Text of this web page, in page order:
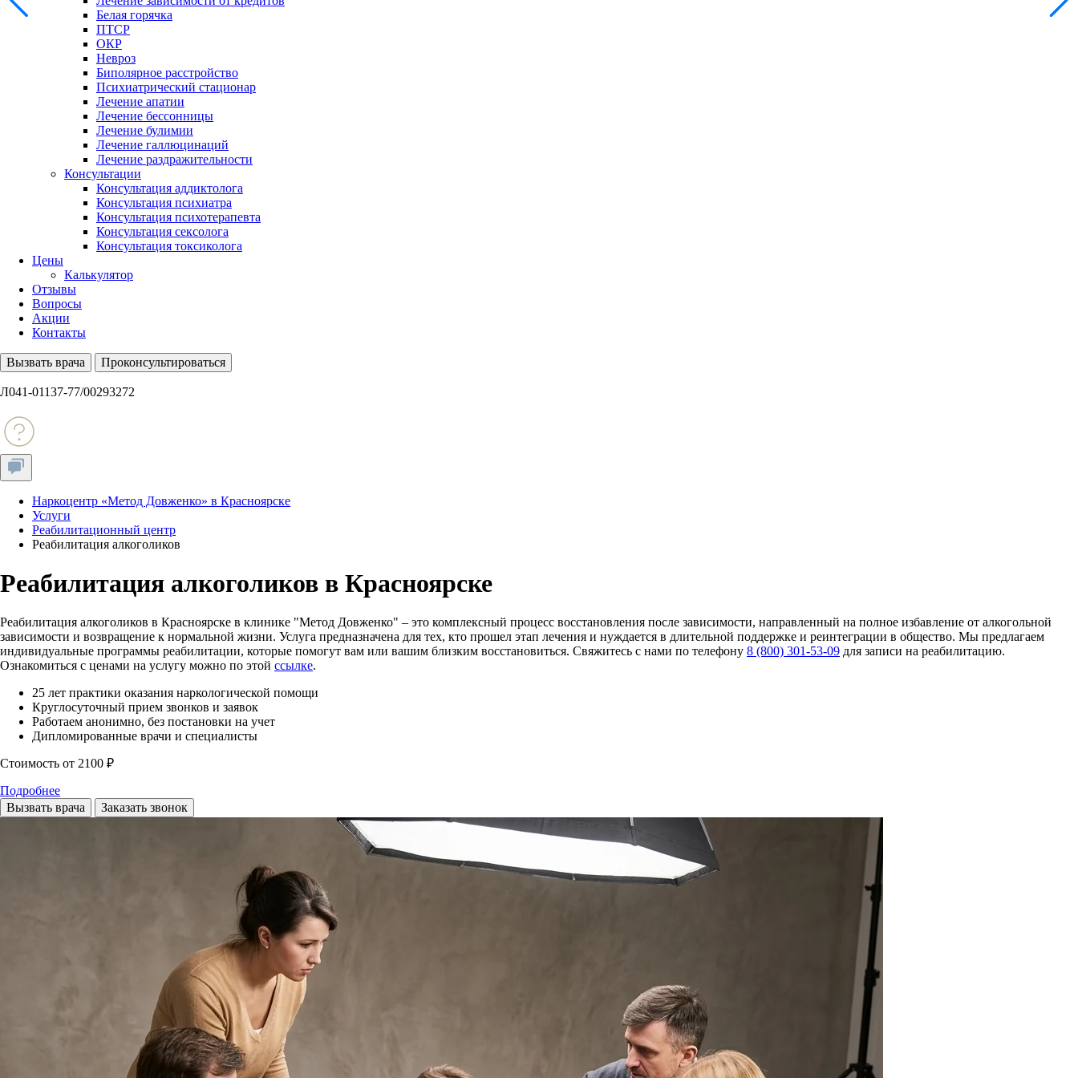
Белая горячка
ПТСР
ОКР
Невроз
Биполярное расстройство
Психиатрический стационар
Лечение апатии
Лечение бессонницы
Лечение булимии
Лечение галлюцинаций
Лечение раздражительности
Консультации
Консультация аддиктолога
Консультация психиатра
Консультация психотерапевта
Консультация сексолога
Консультация токсиколога
Цены
Калькулятор
Отзывы
Вопросы
Акции
Контакты
Вызвать врача Проконсультироваться
Л041-01137-77/00293272
Наркоцентр «Метод Довженко» в Красноярске
Услуги
Реабилитационный центр
Реабилитация алкоголиков
Реабилитация алкоголиков в Красноярске
Реабилитация алкоголиков в Красноярске в клинике "Метод Довженко" – это комплексный процесс восстановления после зависимости, направленный на полное избавление от алкогольной
зависимости и возвращение к нормальной жизни. Услуга предназначена для тех, кто прошел этап лечения и нуждается в длительной поддержке и реинтеграции в общество. Мы предлагаем
индивидуальные программы реабилитации, которые помогут вам или вашим близким восстановиться. Свяжитесь с нами по телефону 8 (800) 301-53-09 для записи на реабилитацию.
Ознакомиться с ценами на услугу можно по этой ссылке.
25 лет практики оказания наркологической помощи
Круглосуточный прием звонков и заявок
Работаем анонимно, без постановки на учет
Дипломированные врачи и специалисты
Стоимость от 2100 ₽
Подробнее
Вызвать врача
Заказать звонок